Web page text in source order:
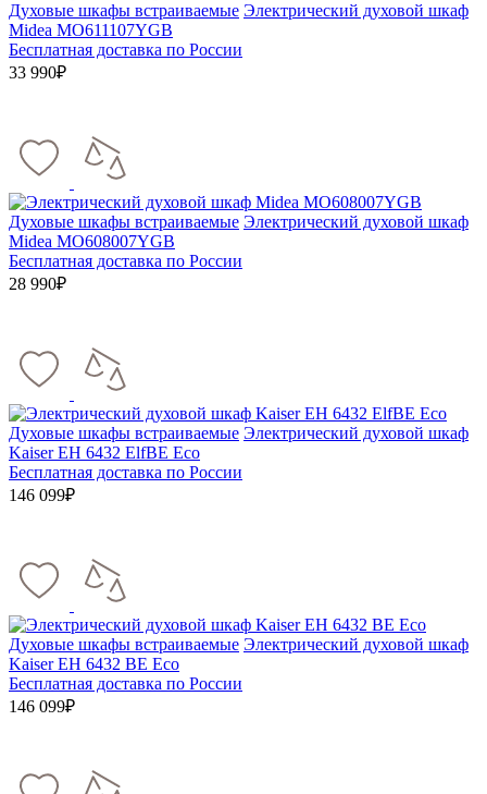
Духовые шкафы встраиваемые Электрический духовой шкаф
Midea MO611107YGB
Бесплатная доставка по России
33 990₽
Духовые шкафы встраиваемые Электрический духовой шкаф
Midea MO608007YGB
Бесплатная доставка по России
28 990₽
Духовые шкафы встраиваемые Электрический духовой шкаф
Kaiser EH 6432 ElfBE Eco
Бесплатная доставка по России
146 099₽
Духовые шкафы встраиваемые Электрический духовой шкаф
Kaiser EH 6432 BE Eco
Бесплатная доставка по России
146 099₽